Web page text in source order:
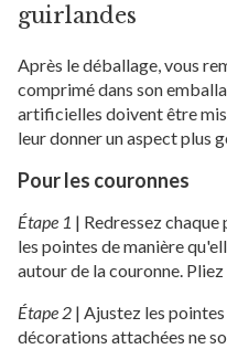
guirlandes
Après le déballage, vous
comprimé dans son
artificielles doivent être
leur donner un aspect plus
Pour les couronnes
Étape 1 | Redressez
les pointes de manière
autour de la couronne.
Étape 2 | Ajustez les
décorations attachées ne